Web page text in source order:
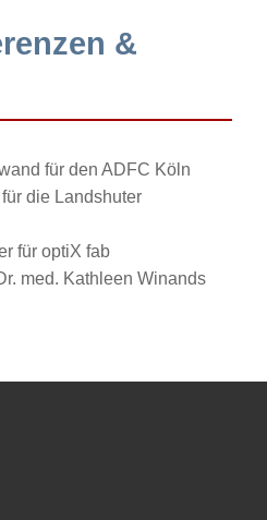
&
für den ADFC Köln
die Landshuter
für optiX fab
med. Kathleen Winands